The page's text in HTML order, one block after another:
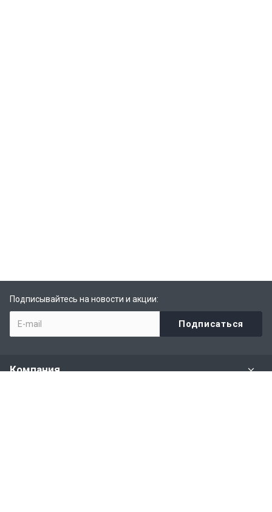
Подписывайтесь на новости и акции:
Компания